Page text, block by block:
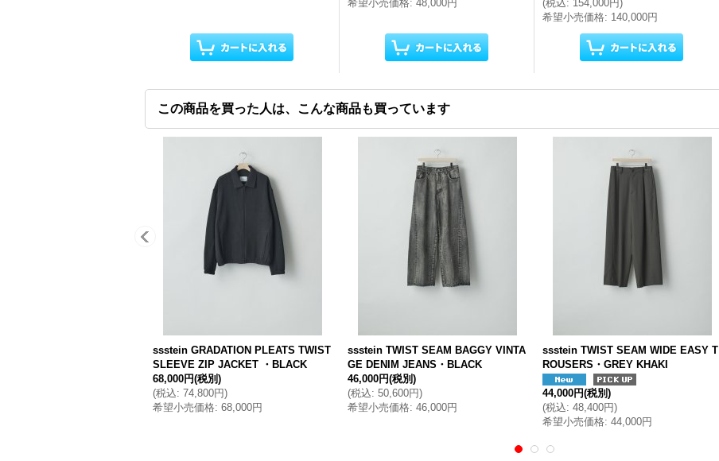
希望小売価格: 48,000円 (税込: 154,000円 )
希望小売価格: 140,000円
この商品を買った人は、こんな商品も買っています
ssstein GRADATION PLEATS TWIST
SLEEVE ZIP JACKET ・BLACK
68,000円(税別)
(税込: 74,800円)
希望小売価格: 68,000円
ssstein TWIST SEAM BAGGY VINTA
GE DENIM JEANS・BLACK
46,000円(税別)
(税込: 50,600円)
希望小売価格: 46,000円
ssstein TWIST SEAM WIDE EASY T
ROUSERS・GREY KHAKI
44,000円(税別)
(税込: 48,400円)
希望小売価格: 44,000円